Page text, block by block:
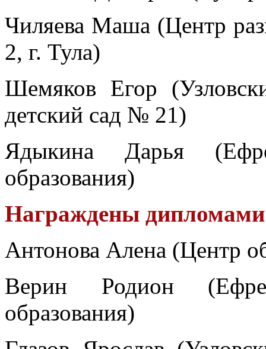
Чиляева Маша (Центр
2, г. Тула)
Шемяков Егор
детский сад № 21)
Ядыкина Дарья
образования)
Награждены
Антонова Алена (Центр
Верин Родион
образования)